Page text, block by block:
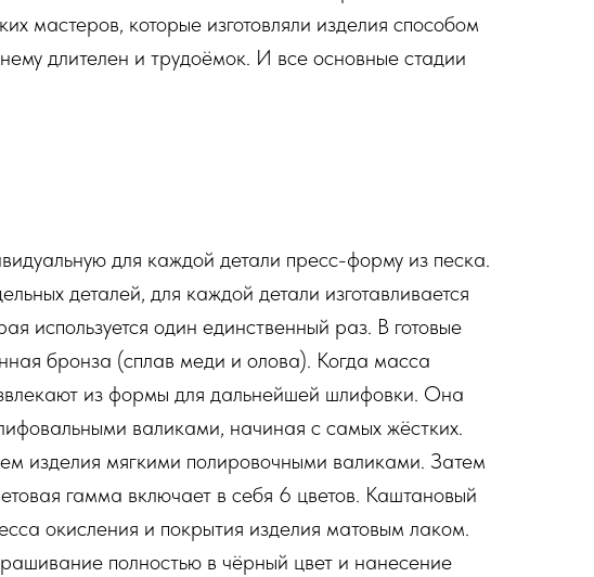
мастеров, которые изготовляли изделия способом
длителен и трудоёмок. И все основные стадии
для каждой детали пресс-форму из песка.
деталей, для каждой детали изготавливается
используется один единственный раз. В готовые
бронза (сплав меди и олова). Когда масса
из формы для дальнейшей шлифовки. Она
валиками, начиная с самых жёстких.
изделия мягкими полировочными валиками. Затем
гамма включает в себя 6 цветов. Каштановый
окисления и покрытия изделия матовым лаком.
полностью в чёрный цвет и нанесение